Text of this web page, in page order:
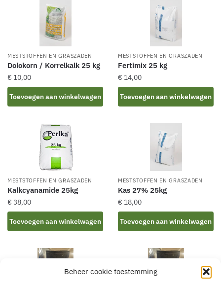
Beheer cookie toestemming
MESTSTOFFEN EN GRASZADEN
Dolokorn / Korrelkalk 25 kg
€ 10,00
Toevoegen aan winkelwagen
MESTSTOFFEN EN GRASZADEN
Fertimix 25 kg
€ 14,00
Toevoegen aan winkelwagen
MESTSTOFFEN EN GRASZADEN
Kalkcyanamide 25kg
€ 38,00
Toevoegen aan winkelwagen
MESTSTOFFEN EN GRASZADEN
Kas 27% 25kg
€ 18,00
Toevoegen aan winkelwagen